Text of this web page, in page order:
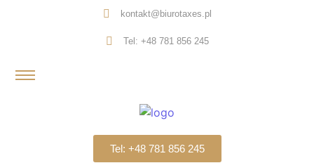
kontakt@biurotaxes.pl
Tel: +48 781 856 245
Tel: +48 781 856 245